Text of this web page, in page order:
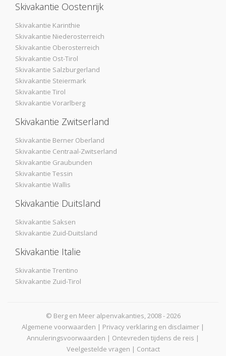
Skivakantie Oostenrijk
Skivakantie Karinthie
Skivakantie Niederosterreich
Skivakantie Oberosterreich
Skivakantie Ost-Tirol
Skivakantie Salzburgerland
Skivakantie Steiermark
Skivakantie Tirol
Skivakantie Vorarlberg
Skivakantie Zwitserland
Skivakantie Berner Oberland
Skivakantie Centraal-Zwitserland
Skivakantie Graubunden
Skivakantie Tessin
Skivakantie Wallis
Skivakantie Duitsland
Skivakantie Saksen
Skivakantie Zuid-Duitsland
Skivakantie Italie
Skivakantie Trentino
Skivakantie Zuid-Tirol
© Berg en Meer alpenvakanties, 2008 - 2026
Algemene voorwaarden | Privacy verklaring en disclaimer |
Annuleringsvoorwaarden | Ontevreden tijdens de reis |
Veelgestelde vragen | Contact